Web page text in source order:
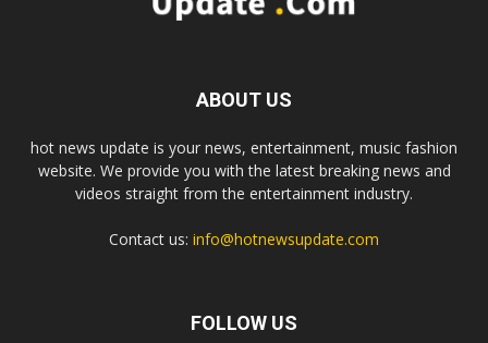
ABOUT US
hot news update is your news, entertainment, music fashion
website. We provide you with the latest breaking news and
videos straight from the entertainment industry.
Contact us: info@hotnewsupdate.com
FOLLOW US